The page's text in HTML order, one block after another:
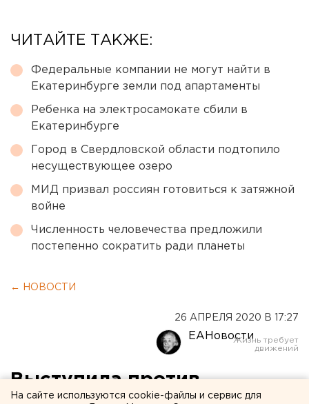
ЧИТАЙТЕ ТАКЖЕ:
Федеральные компании не могут найти в
Екатеринбурге земли под апартаменты
Ребенка на электросамокате сбили в
Екатеринбурге
Город в Свердловской области подтопило
несуществующее озеро
МИД призвал россиян готовиться к затяжной
войне
Численность человечества предложили
постепенно сократить ради планеты
← НОВОСТИ
26 АПРЕЛЯ 2020 В 17:27
ЕАНовости
Выступила против
На сайте используются cookie-файлы и сервис для